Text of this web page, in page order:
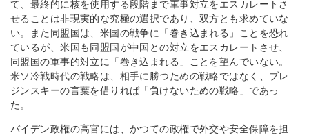
て、最終的に核を使用する段階まで軍事対立をエスカレートさ
せることは非現実的な究極の選択であり、双方とも求めていな
い。また同盟国は、米国の戦争に「巻き込まれる」ことを恐れ
ているが、米国も同盟国が中国との対立をエスカレートさせ、
同盟国の軍事的対立に「巻き込まれる」ことを望んでいない。
米ソ冷戦時代の戦略は、相手に勝つための戦略ではなく、ブレ
ジンスキーの言葉を借りれば「負けないための戦略」であっ
た。
バイデン政権の高官には、かつての政権で外交や安全保障を担